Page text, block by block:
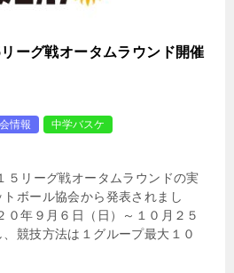
ーグ戦オータムラウンド開催
情報
中学バスケ
５リーグ戦オータムラウンドの実
ボール協会から発表されまし
０年９月６日（日）～１０月２５
競技方法は１グループ最大１０